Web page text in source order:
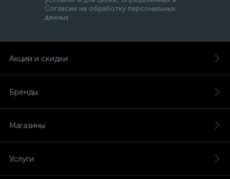
Согласии на обработку персональных
данных
Акции и скидки
Бренды
Магазины
Услуги